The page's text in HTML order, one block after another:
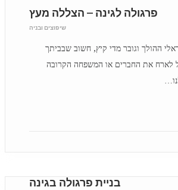
פרגולה לגינה – הצללה מעץ
שיפוצים ובניה
ההולך וגובר מדי קיץ, חשוב שבביתך
לארח את החברים או המשפחה הקרובה
בניית פרגולה בגינה